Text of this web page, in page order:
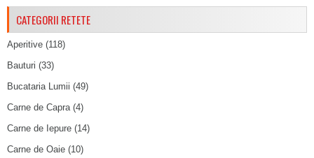
CATEGORII RETETE
Aperitive (118)
Bauturi (33)
Bucataria Lumii (49)
Carne de Capra(4)
Carne de Iepure (14)
Carne de Oaie (10)